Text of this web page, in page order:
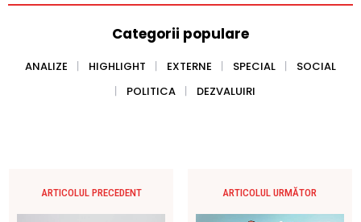
Categorii populare
ANALIZE HIGHLIGHT EXTERNE SPECIAL
SOCIAL
POLITICA
DEZVALUIRI
ARTICOLUL PRECEDENT ARTICOLUL URMĂTOR